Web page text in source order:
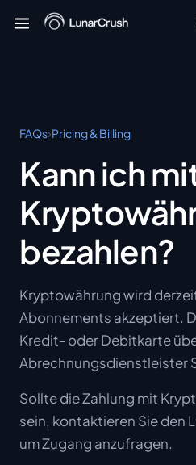
FAQs›Pricing & Billing
Kann ich
bezahlen?
Kryptowährung wird
Abonnements akzeptiert.
Kredit- oder Debitkarte
Abrechnungsdienstleister
Sollte die Zahlung mit
sein, kontaktieren Sie den
um Zugang anzufragen.